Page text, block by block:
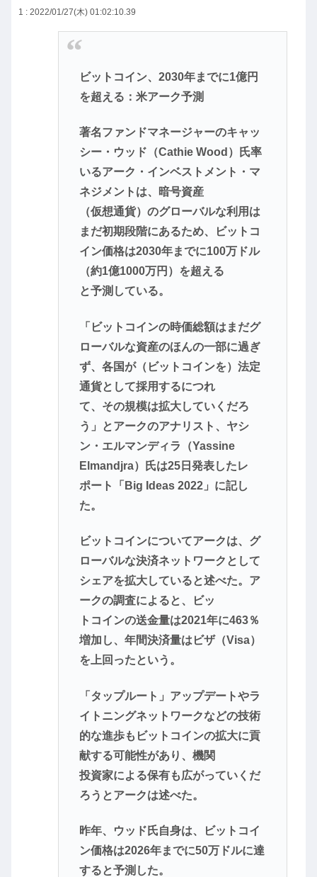
1 : 2022/01/27(木) 01:02:10.39
ビットコイン、2030年までに1億円
を超える：米アーク予測
著名ファンドマネージャーのキャッ
シー・ウッド（Cathie Wood）氏率
いるアーク・インベストメント・マ
ネジメントは、暗号資産
（仮想通貨）のグローバルな利用は
まだ初期段階にあるため、ビットコ
イン価格は2030年までに100万ドル
（約1億1000万円）を超える
と予測している。
「ビットコインの時価総額はまだグ
ローバルな資産のほんの一部に過ぎ
ず、各国が（ビットコインを）法定
通貨として採用するにつれ
て、その規模は拡大していくだろ
う」とアークのアナリスト、ヤシ
ン・エルマンディラ（Yassine
Elmandjra）氏は25日発表したレ
ポート「Big Ideas 2022」に記し
た。
ビットコインについてアークは、グ
ローバルな決済ネットワークとして
シェアを拡大していると述べた。ア
ークの調査によると、ビッ
トコインの送金量は2021年に463％
増加し、年間決済量はビザ（Visa）
を上回ったという。
「タップルート」アップデートやラ
イトニングネットワークなどの技術
的な進歩もビットコインの拡大に貢
献する可能性があり、機関
投資家による保有も広がっていくだ
ろうとアークは述べた。
昨年、ウッド氏自身は、ビットコイ
ン価格は2026年までに50万ドルに達
すると予測した。